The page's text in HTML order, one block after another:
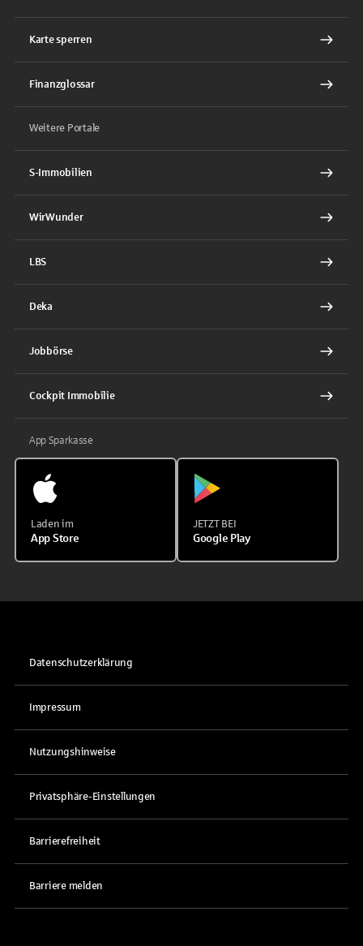
Karte sperren
Finanzglossar
Weitere Portale
S-Immobilien
WirWunder
LBS
Deka
Jobbörse
Cockpit Immobilie
App Sparkasse
Laden im
App Store
JETZT BEI
Google Play
Datenschutzerklärung
Impressum
Nutzungshinweise
Privatsphäre-Einstellungen
Barrierefreiheit
Barriere melden